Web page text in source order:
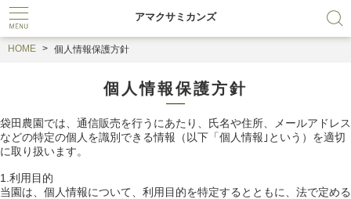
アマクサミカンズ
HOME 個人情報保護方針
個人情報保護方針
袋田農園では、通信販売を行うにあたり、氏名や住所、メールアドレス
などの特定の個人を識別できる情報（以下「個人情報｣という）を適切
に取り扱います。
1.利用目的
当園は、個人情報について、利用目的を特定するとともに、法で定める